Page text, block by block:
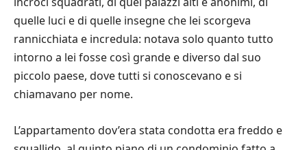
quelle luci e di quelle insegne che lei scorgeva
rannicchiata e incredula: notava solo quanto tutto
intorno a lei fosse così grande e diverso dal suo
piccolo paese, dove tutti si conoscevano e si
chiamavano per nome.
L’appartamento dov’era stata condotta era freddo e